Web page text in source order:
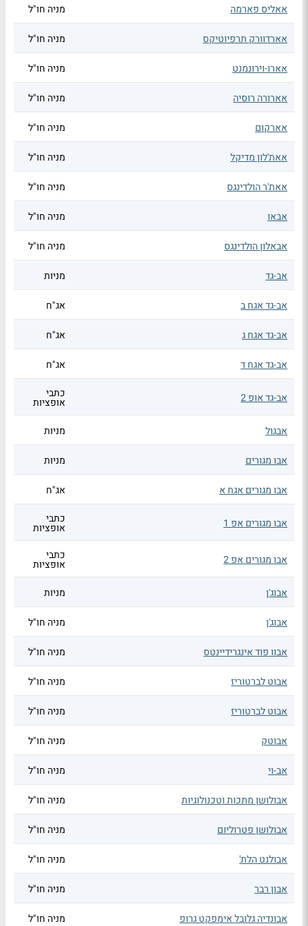
אאליס פארמה מניה חו"ל
אארדוורק תרפיוטיקס מניה חו"ל
אארו-וירונמנט מניה חו"ל
אארורה רוסיה מניה חו"ל
אארקום מניה חו"ל
אאת'לון מדיקל מניה חו"ל
אאת'ר הולדינגס מניה חו"ל
אבאו מניה חו"ל
אבאלון הולדינגס מניה חו"ל
אב-גד מניות
אב-גד אגח ב אג"ח
אב-גד אגח ג אג"ח
אב-גד אגח ד אג"ח
אב-גד אופ 2 כתבי
אופציות
אבגול
מניות
אבו מגורים מניות
אבו מגורים אגח א אג"ח
אבו מגורים אפ 1 כתבי
אופציות
אבו מגורים אפ 2 כתבי
אופציות
אבוג'ן
מניות
אבוג'ן מניה חו"ל
אבוו פוד אינגרידיינטס מניה חו"ל
אבוט לברטוריז מניה חו"ל
אבוט לברטוריז מניה חו"ל
אבוטק מניה חו"ל
אב-וי מניה חו"ל
אבולושן מתכות וטכנולוגיות מניה חו"ל
אבולושן פטרוליום מניה חו"ל
אבולנט הלת' מניה חו"ל
אבון רבר מניה חו"ל
אבונדיה גלובל אימפקט גרופ מניה חו"ל